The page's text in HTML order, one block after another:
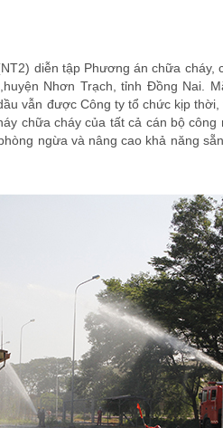
diễn tập Phương án chữa
Nhơn Trạch, tỉnh Đồng Nai.
vẫn được Công ty tổ chức kịp
chữa cháy của tất cả cán bộ
ngừa và nâng cao khả năng